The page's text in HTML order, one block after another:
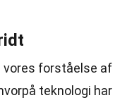
vores forståelse af
teknologi har